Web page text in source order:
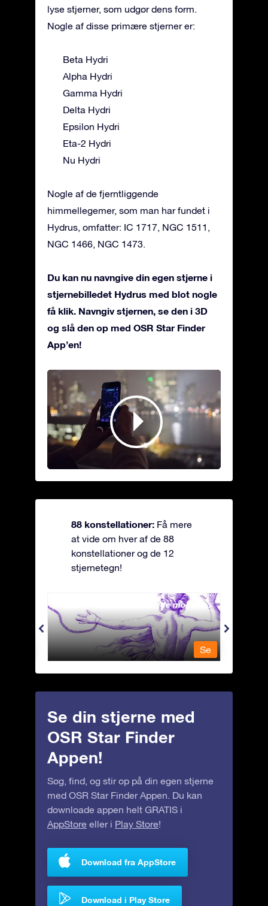
lyse stjerner, som udgør dens form.
Nogle af disse primære stjerner er:
Beta Hydri
Alpha Hydri
Gamma Hydri
Delta Hydri
Epsilon Hydri
Eta-2 Hydri
Nu Hydri
Nogle af de fjerntliggende
himmellegemer, som man har fundet i
Hydrus, omfatter: IC 1717, NGC 1511,
NGC 1466, NGC 1473.
Du kan nu navngive din egen stjerne i
stjernebilledet Hydrus med blot nogle
få klik. Navngiv stjernen, se den i 3D
og slå den op med OSR Star Finder
App’en!
88 konstellationer: Få mere
at vide om hver af de 88
konstellationer og de 12
stjernetegn!
Andromeda - Den lænkede mø
Se
Se din stjerne med
OSR Star Finder
Appen!
Søg, find, og stir op på din egen stjerne
med OSR Star Finder Appen. Du kan
downloade appen helt GRATIS i
AppStore eller i Play Store!
Download fra AppStore
Download i Play Store